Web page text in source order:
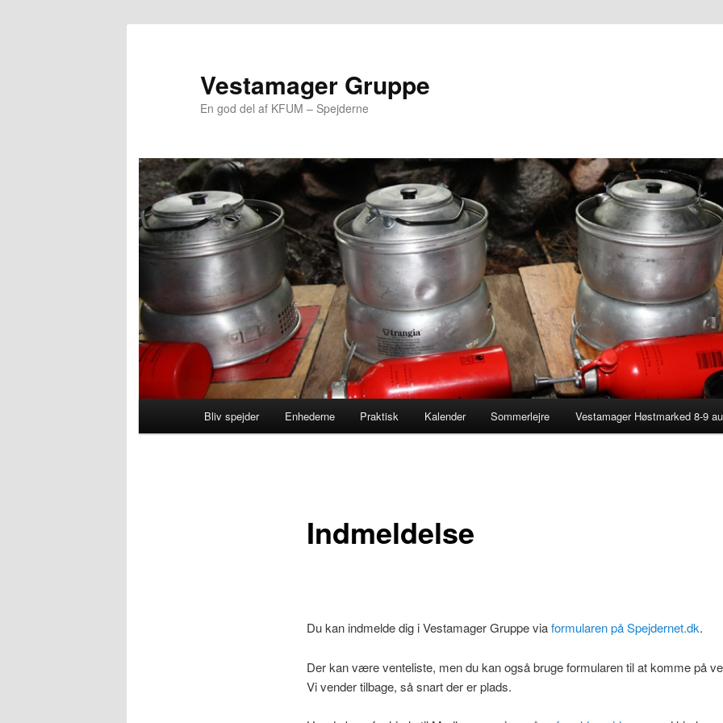
Vestamager Gruppe
En god del af KFUM – Spejderne
Fortsæt
Bliv spejder Enhederne Praktisk Kalender Sommerlejre Vestamager Høstmarked 8-9
Indmeldelse
Du kan indmelde dig i Vestamager Gruppe viaformularen på Spejdernet.dk.
Der kan være venteliste, men du kan også bruge formularen til at komme på
Vi vender tilbage, så snart der er plads.